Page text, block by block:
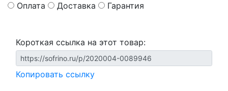
Оплата Доставка Гарантия
Короткая ссылка на этот товар:
Копировать ссылку